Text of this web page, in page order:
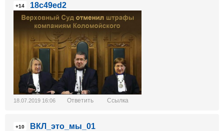
+14 18c49ed2
18.07.2019 16:06 Ответить Ссылка
+10
ВКЛ_это_мы_01